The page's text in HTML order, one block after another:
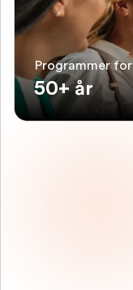
Programmer for
50+ år